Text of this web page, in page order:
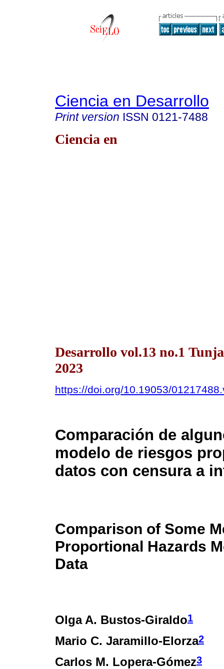
Ciencia en Desarrollo
Print version ISSN 0121-7488
Ciencia en
Desarrollo vol.13 no.1
2023
https://doi.org/10.19053/
Comparación de
modelo de riesgos
datos con censura a
Comparison of Some
Proportional Hazards
Data
Olga A. Bustos-Giraldo1
Mario C. Jaramillo-Elorza2
Carlos M. Lopera-Gómez3